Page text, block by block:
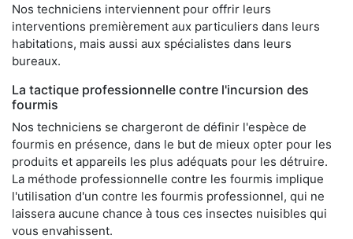
Nos techniciens interviennent pour offrir leurs
interventions premièrement aux particuliers dans leurs
habitations, mais aussi aux spécialistes dans leurs
bureaux.
La tactique professionnelle contre l'incursion des
fourmis
Nos techniciens se chargeront de définir l'espèce de
fourmis en présence, dans le but de mieux opter pour les
produits et appareils les plus adéquats pour les détruire.
La méthode professionnelle contre les fourmis implique
l'utilisation d'un contre les fourmis professionnel, qui ne
laissera aucune chance à tous ces insectes nuisibles qui
vous envahissent.